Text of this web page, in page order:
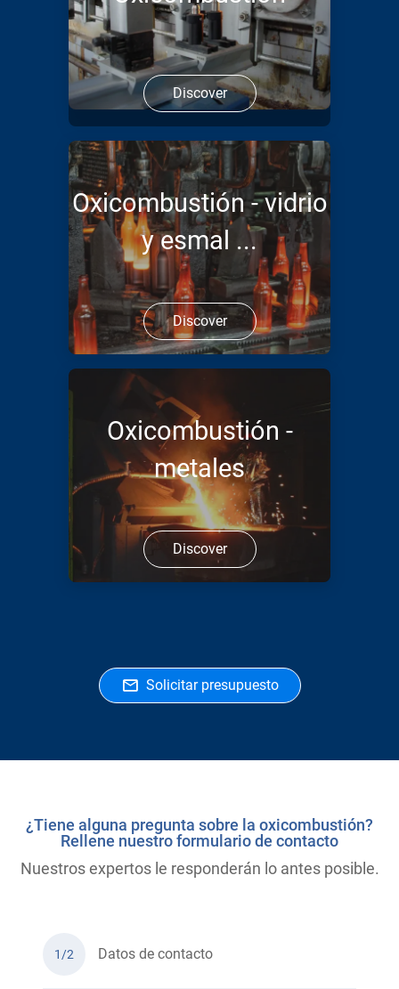
Discover
Oxicombustión - vidrio
y esmal ...
Discover
Oxicombustión -
metales
Discover
Solicitar presupuesto
¿Tiene alguna pregunta sobre la oxicombustión?
Rellene nuestro formulario de contacto
Nuestros expertos le responderán lo antes posible.
1/2 Datos de contacto